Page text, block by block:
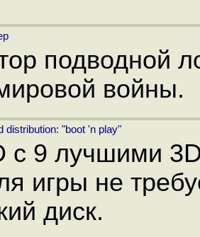
подводной
войны.
distribution: "boot 'n play"
с 9 лучшими
игры не
диск.